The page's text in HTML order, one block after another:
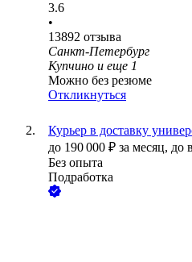
3.6
•
13892 отзыва
Санкт-Петербург
Купчино и еще 1
Можно без резюме
Откликнуться
Курьер в доставку
до 190 000 ₽ за месяц, до
Без опыта
Подработка